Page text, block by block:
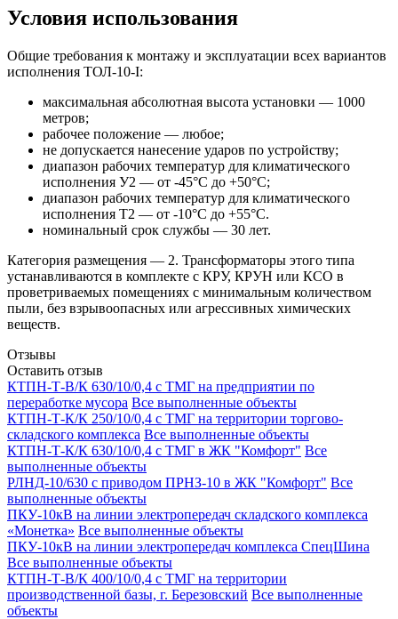
Условия использования
Общие требования к монтажу и эксплуатации всех вариантов
исполнения ТОЛ-10-I:
максимальная абсолютная высота установки — 1000
метров;
рабочее положение — любое;
не допускается нанесение ударов по устройству;
диапазон рабочих температур для климатического
исполнения У2 — от -45°С до +50°С;
диапазон рабочих температур для климатического
исполнения Т2 — от -10°С до +55°С.
номинальный срок службы — 30 лет.
Категория размещения — 2. Трансформаторы этого типа
устанавливаются в комплекте с КРУ, КРУН или КСО в
проветриваемых помещениях с минимальным количеством
пыли, без взрывоопасных или агрессивных химических
веществ.
Отзывы
Оставить отзыв
КТПН-Т-В/К 630/10/0,4 с ТМГ на предприятии по
переработке мусора Все выполненные объекты
КТПН-Т-К/К 250/10/0,4 с ТМГ на территории торгово-
складского комплекса Все выполненные объекты
КТПН-Т-К/К 630/10/0,4 с ТМГ в ЖК "Комфорт" Все
выполненные объекты
РЛНД-10/630 с приводом ПРНЗ-10 в ЖК "Комфорт" Все
выполненные объекты
ПКУ-10кВ на линии электропередач складского комплекса
«Монетка» Все выполненные объекты
ПКУ-10кВ на линии электропередач комплекса СпецШина
Все выполненные объекты
КТПН-Т-В/К 400/10/0,4 с ТМГ на территории
производственной базы, г. Березовский Все выполненные
объекты